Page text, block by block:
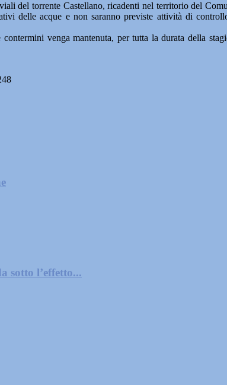
del torrente Castellano, ricadenti nel territorio del
delle acque e non saranno previste attività di
venga mantenuta, per tutta la durata della
sotto l’effetto...